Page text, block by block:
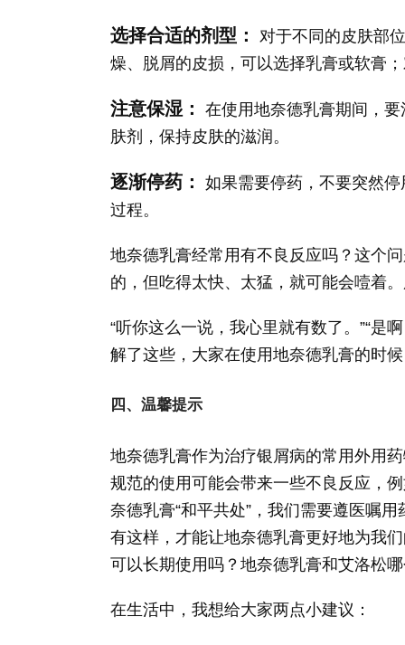
选择合适的剂型：
对于不同的皮肤部
燥、脱屑的皮损，可以选择乳膏或软膏
注意保湿：
在使用地奈德乳膏期间，
肤剂，保持皮肤的滋润。
逐渐停药：
如果需要停药，不要突然
过程。
地奈德乳膏经常用有不良反应吗？这个
的，但吃得太快、太猛，就可能会噎着
“听你这么一说，我心里就有数了。”“是
解了这些，大家在使用地奈德乳膏的时
四、温馨提示
地奈德乳膏作为治疗银屑病的常用外用
规范的使用可能会带来一些不良反应，
奈德乳膏“和平共处”，我们需要遵医嘱
有这样，才能让地奈德乳膏更好地为我
可以长期使用吗？地奈德乳膏和艾洛松
在生活中，我想给大家两点小建议：